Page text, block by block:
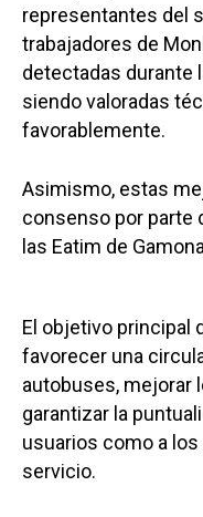
representantes del
trabajadores de
detectadas durante
siendo valoradas
favorablemente.
Asimismo, estas
consenso por parte
las Eatim de
El objetivo principal
favorecer una
autobuses, mejorar
garantizar la
usuarios como a
servicio.